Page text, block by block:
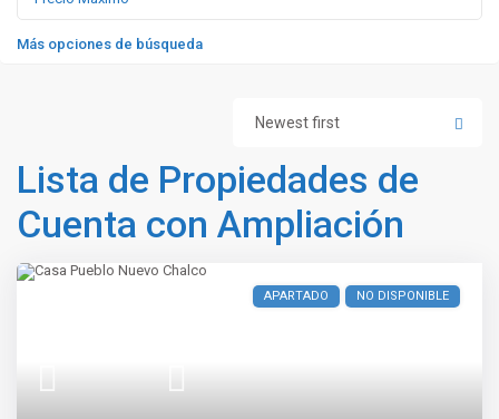
Más opciones de búsqueda
Newest first
Lista de Propiedades de
Cuenta con Ampliación
APARTADO NO DISPONIBLE